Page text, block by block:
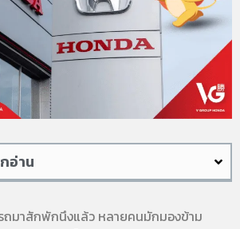
อ่าน
รถมาสักพักนึงแล้ว หลายคนมักมองข้าม